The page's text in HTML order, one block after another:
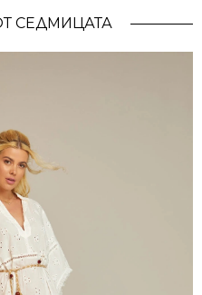
СЕДМИЦАТА